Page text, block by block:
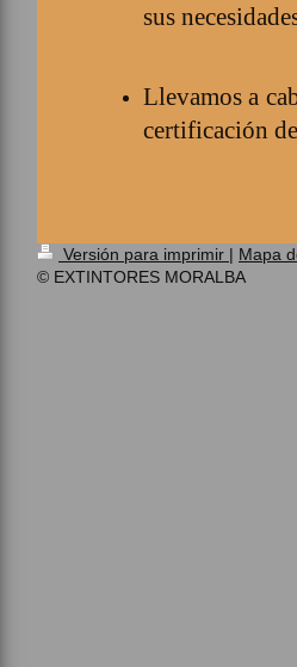
sus
Llevamos a
certificación
Versión para imprimir | Mapa
© EXTINTORES MORALBA